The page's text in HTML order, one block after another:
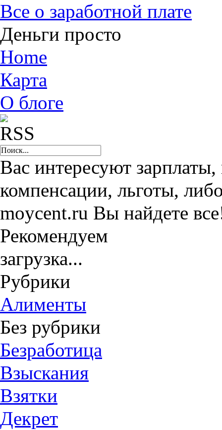
Все о заработной плате
Деньги просто
Home
Карта
О блоге
Вас интересуют
компенсации, льготы,
moycent.ru Вы найдете
Рекомендуем
загрузка...
Рубрики
Алименты
Без рубрики
Безработица
Взыскания
Взятки
Декрет